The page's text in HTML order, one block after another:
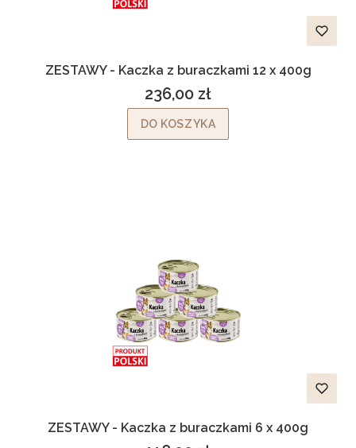
ZESTAWY - Kaczka z buraczkami 12 x 400g
Cena
236,00 zł
DO KOSZYKA
ZESTAWY - Kaczka z buraczkami 6 x 400g